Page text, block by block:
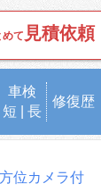
て 見積依頼
車検
短
長
修復歴
位カメラ付